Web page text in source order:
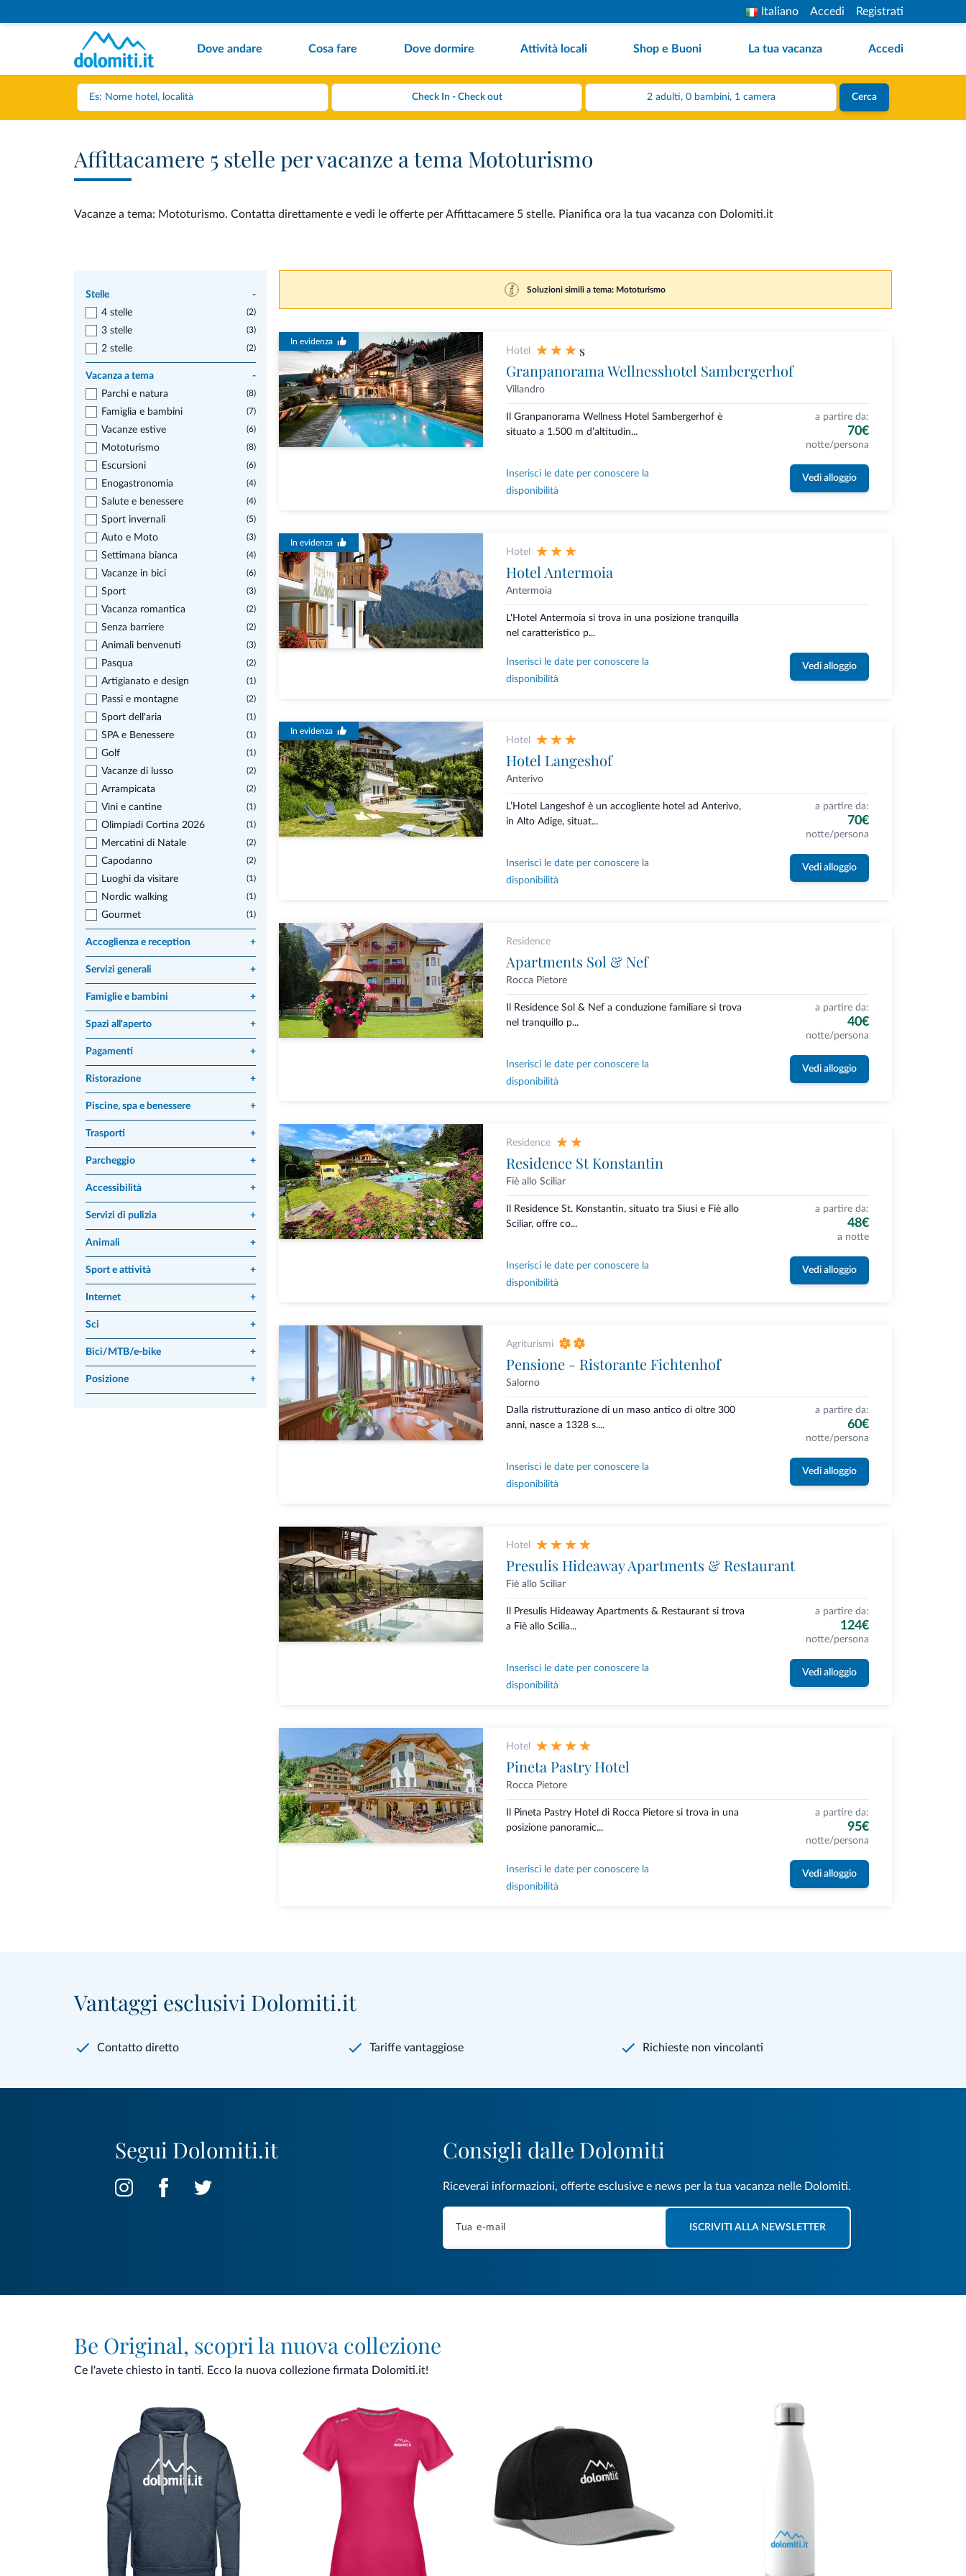
Italiano Accedi Registrati
Dove andare Cosa fare Dove dormire Attività locali Shop e Buoni La tua vacanza Accedi
2 adulti, 0 bambini, 1 camera Cerca
Affittacamere 5 stelle per vacanze a tema Mototurismo
Vacanze a tema: Mototurismo. Contatta direttamente e vedi le offerte per Affittacamere 5 stelle. Pianifica ora la tua vacanza con Dolomiti.it
Stelle
-
4 stelle
(2)
3 stelle (3)
2 stelle (2)
Vacanza a tema
-
Parchi e natura
(8)
Famiglia e bambini (7)
Vacanze estive (6)
Mototurismo (8)
Escursioni (6)
Enogastronomia (4)
Salute e benessere (4)
Sport invernali (5)
Auto e Moto (3)
Settimana bianca (4)
Vacanze in bici (6)
Sport (3)
Vacanza romantica (2)
Senza barriere (2)
Animali benvenuti (3)
Pasqua (2)
Artigianato e design (1)
Passi e montagne (2)
Sport dell'aria (1)
SPA e Benessere (1)
Golf (1)
Vacanze di lusso (2)
Arrampicata (2)
Vini e cantine (1)
Olimpiadi Cortina 2026 (1)
Mercatini di Natale (2)
Capodanno (2)
Luoghi da visitare (1)
Nordic walking (1)
Gourmet (1)
Accoglienza e reception +
Servizi generali +
Famiglie e bambini +
Spazi all'aperto +
Pagamenti +
Ristorazione +
Piscine, spa e benessere +
Trasporti +
Parcheggio +
Accessibilità +
Servizi di pulizia +
Animali +
Sport e attività +
Internet +
Sci +
Bici/MTB/e-bike +
Posizione +
Soluzioni simili a tema: Mototurismo
In evidenza
Hotel s
Granpanorama Wellnesshotel Sambergerhof
Villandro
Il Granpanorama Wellness Hotel Sambergerhof è
situato a 1.500 m d’altitudin...
a partire da:
70€
notte/persona
Inserisci le date per conoscere la
disponibilità
Vedi alloggio
In evidenza
Hotel
Hotel Antermoia
Antermoia
L'Hotel Antermoia si trova in una posizione tranquilla
nel caratteristico p...
Inserisci le date per conoscere la
disponibilità
Vedi alloggio
In evidenza
Hotel
Hotel Langeshof
Anterivo
L’Hotel Langeshof è un accogliente hotel ad Anterivo,
in Alto Adige, situat...
a partire da:
70€
notte/persona
Inserisci le date per conoscere la
disponibilità
Vedi alloggio
Residence
Apartments Sol & Nef
Rocca Pietore
Il Residence Sol & Nef a conduzione familiare si trova
nel tranquillo p...
a partire da:
40€
notte/persona
Inserisci le date per conoscere la
disponibilità
Vedi alloggio
Residence
Residence St Konstantin
Fiè allo Sciliar
Il Residence St. Konstantin, situato tra Siusi e Fiè allo
Sciliar, offre co...
a partire da:
48€
a notte
Inserisci le date per conoscere la
disponibilità
Vedi alloggio
Agriturismi
Pensione - Ristorante Fichtenhof
Salorno
Dalla ristrutturazione di un maso antico di oltre 300
anni, nasce a 1328 s....
a partire da:
60€
notte/persona
Inserisci le date per conoscere la
disponibilità
Vedi alloggio
Hotel
Presulis Hideaway Apartments & Restaurant
Fiè allo Sciliar
Il Presulis Hideaway Apartments & Restaurant si trova
a Fiè allo Scilia...
a partire da:
124€
notte/persona
Inserisci le date per conoscere la
disponibilità
Vedi alloggio
Hotel
Pineta Pastry Hotel
Rocca Pietore
Il Pineta Pastry Hotel di Rocca Pietore si trova in una
posizione panoramic...
a partire da:
95€
notte/persona
Inserisci le date per conoscere la
disponibilità
Vedi alloggio
Vantaggi esclusivi Dolomiti.it
Contatto diretto Tariffe vantaggiose Richieste non vincolanti
Segui Dolomiti.it Consigli dalle Dolomiti
Riceverai informazioni, offerte esclusive e news per la tua vacanza nelle Dolomiti.
ISCRIVITI ALLA NEWSLETTER
Be Original, scopri la nuova collezione
Ce l'avete chiesto in tanti. Ecco la nuova collezione firmata Dolomiti.it!